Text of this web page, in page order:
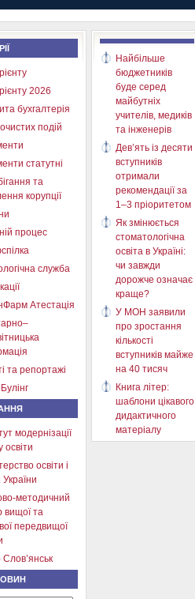
2026
бухгалтерія
подій
статутні
та
корупції
процес
служба
Атестація
та репортажі
модернізації
освіти
освіти і
України
методичний
вищої та
передвищої
Слов’янськ
Найбільше
бюджетників
буде серед
майбутніх
учителів, медиків
та інженерів
Дев’ять із десяти
вступників
отримали
рекомендації за
1–3 пріоритетом
Як змінюється
стоматологічна
освіта в Україні:
чи завжди
дорожче означає
краще?
У МОН заявили
про зростання
кількості
вступників майже
на 40 тисяч
Книга літер:
шаблони цікавого
дидактичного
матеріалу